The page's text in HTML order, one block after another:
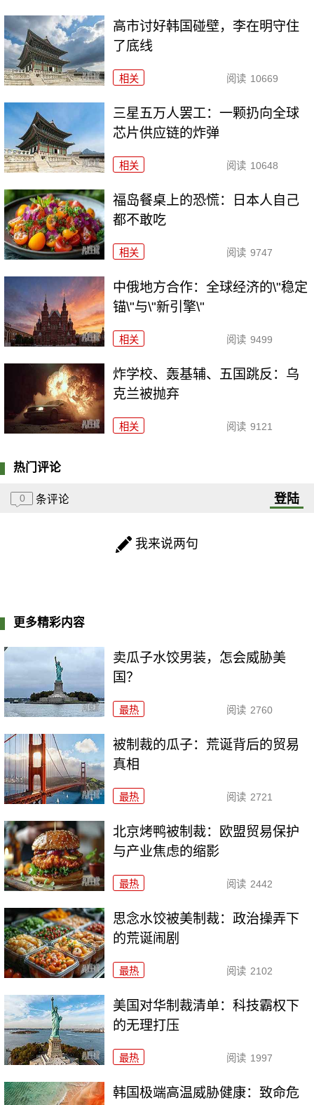
高市讨好韩国碰壁，李在明守住
了底线
相关 阅读 10669
三星五万人罢工：一颗扔向全球
芯片供应链的炸弹
相关 阅读 10648
福岛餐桌上的恐慌：日本人自己
都不敢吃
相关 阅读 9747
中俄地方合作：全球经济的\"稳定
锚\"与\"新引擎\"
相关 阅读 9499
炸学校、轰基辅、五国跳反：乌
克兰被抛弃
相关 阅读 9121
热门评论
0 条评论 登陆
我来说两句
更多精彩内容
卖瓜子水饺男装，怎会威胁美
国？
最热 阅读 2760
被制裁的瓜子：荒诞背后的贸易
真相
最热 阅读 2721
北京烤鸭被制裁：欧盟贸易保护
与产业焦虑的缩影
最热 阅读 2442
思念水饺被美制裁：政治操弄下
的荒诞闹剧
最热 阅读 2102
美国对华制裁清单：科技霸权下
的无理打压
最热 阅读 1997
韩国极端高温威胁健康：致命危